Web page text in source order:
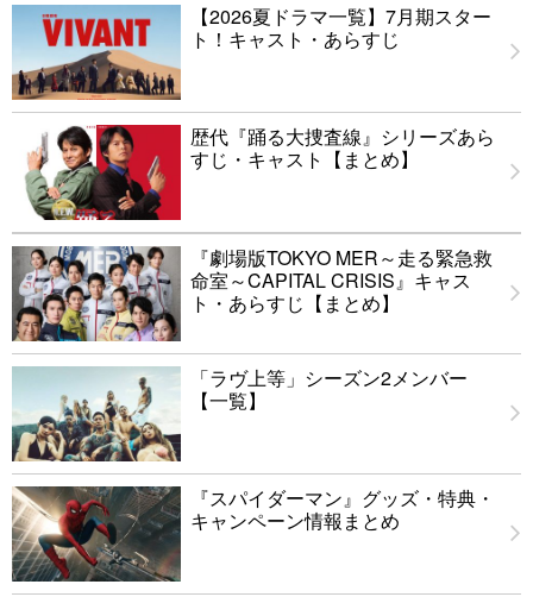
【2026夏ドラマ一覧】7月期スター
ト！キャスト・あらすじ
歴代『踊る大捜査線』シリーズあら
すじ・キャスト【まとめ】
『劇場版TOKYO MER～走る緊急救
命室～CAPITAL CRISIS』キャス
ト・あらすじ【まとめ】
「ラヴ上等」シーズン2メンバー
【一覧】
『スパイダーマン』グッズ・特典・
キャンペーン情報まとめ